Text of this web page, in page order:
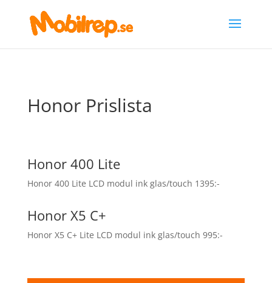
Honor Prislista
Honor 400 Lite
Honor 400 Lite LCD modul ink glas/touch 1395:-
Honor X5 C+
Honor X5 C+ Lite LCD modul ink glas/touch 995:-